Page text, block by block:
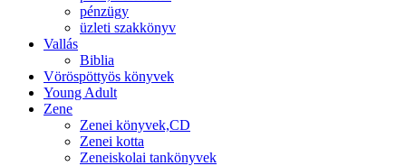
pénzügy
üzleti szakkönyv
Vallás
Biblia
Vöröspöttyös könyvek
Young Adult
Zene
Zenei könyvek,CD
Zenei kotta
Zeneiskolai tankönyvek